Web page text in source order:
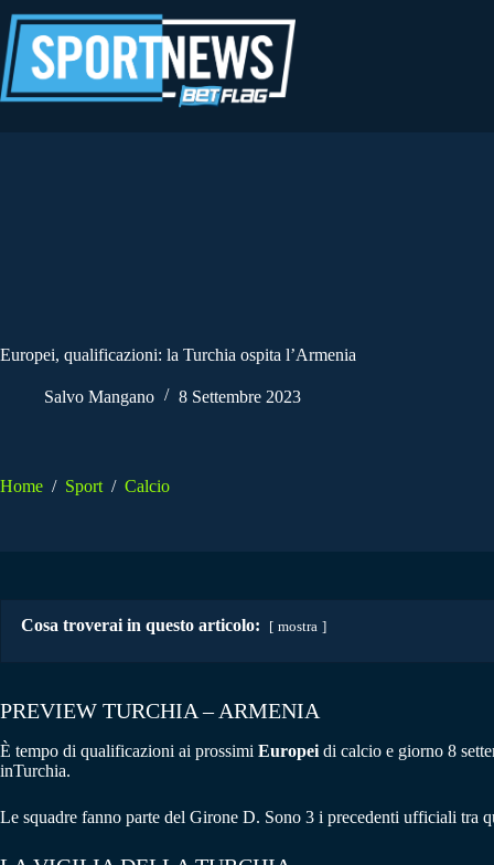
al
contenuto
Europei, qualificazioni: la Turchia ospita l’Armenia
Salvo Mangano 8 Settembre 2023
Home / Sport / Calcio
Cosa troverai in questo articolo: mostra
PREVIEW TURCHIA – ARMENIA
Ѐ tempo di qualificazioni ai prossimi Europei di calcio e giorno 8
inTurchia.
Le squadre fanno parte del Girone D. Sono 3 i precedenti ufficiali tra